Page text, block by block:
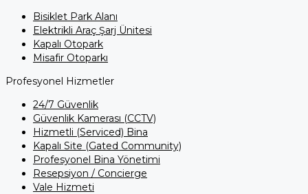
Bisiklet Park Alanı
Elektrikli Araç Şarj Ünitesi
Kapalı Otopark
Misafir Otoparkı
Profesyonel Hizmetler
24/7 Güvenlik
Güvenlik Kamerası (CCTV)
Hizmetli (Serviced) Bina
Kapalı Site (Gated Community)
Profesyonel Bina Yönetimi
Resepsiyon / Concierge
Vale Hizmeti